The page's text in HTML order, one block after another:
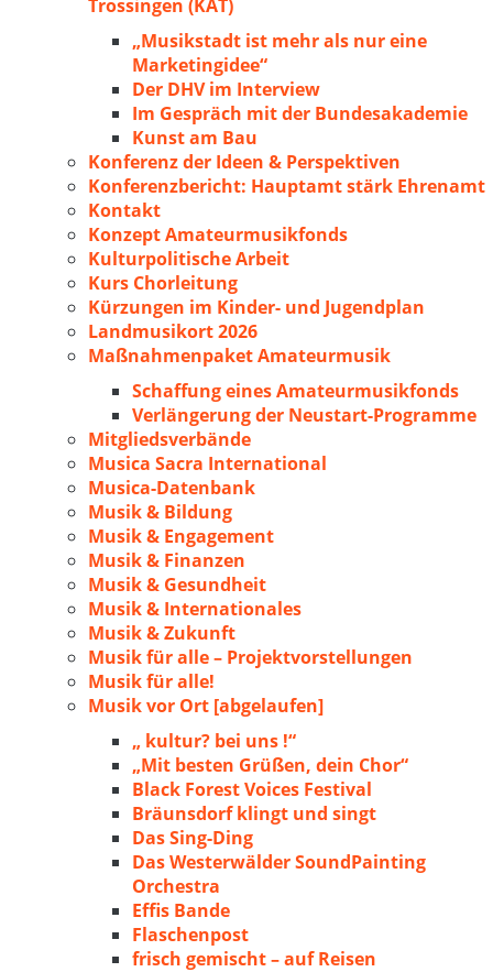
Trossingen (KAT)
„Musikstadt ist mehr als nur eine
Marketingidee“
Der DHV im Interview
Im Gespräch mit der Bundesakademie
Kunst am Bau
Konferenz der Ideen & Perspektiven
Konferenzbericht: Hauptamt stärk Ehrenamt
Kontakt
Konzept Amateurmusikfonds
Kulturpolitische Arbeit
Kurs Chorleitung
Kürzungen im Kinder- und Jugendplan
Landmusikort 2026
Maßnahmenpaket Amateurmusik
Schaffung eines Amateurmusikfonds
Verlängerung der Neustart-Programme
Mitgliedsverbände
Musica Sacra International
Musica-Datenbank
Musik & Bildung
Musik & Engagement
Musik & Finanzen
Musik & Gesundheit
Musik & Internationales
Musik & Zukunft
Musik für alle – Projektvorstellungen
Musik für alle!
Musik vor Ort [abgelaufen]
„ kultur? bei uns !“
„Mit besten Grüßen, dein Chor“
Black Forest Voices Festival
Bräunsdorf klingt und singt
Das Sing-Ding
Das Westerwälder SoundPainting
Orchestra
Effis Bande
Flaschenpost
frisch gemischt – auf Reisen